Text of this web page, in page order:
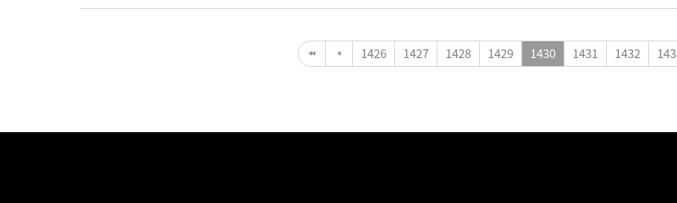
1426 1427 1428 1429 1430 1431 1432